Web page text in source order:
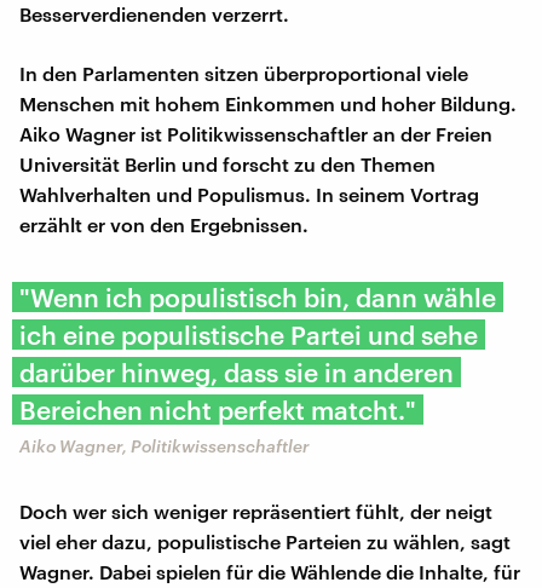
Besserverdienenden verzerrt.
In den Parlamenten sitzen überproportional viele
Menschen mit hohem Einkommen und hoher Bildung.
Aiko Wagner ist Politikwissenschaftler an der Freien
Universität Berlin und forscht zu den Themen
Wahlverhalten und Populismus. In seinem Vortrag
erzählt er von den Ergebnissen.
"Wenn ich populistisch bin, dann wähle
ich eine populistische Partei und sehe
darüber hinweg, dass sie in anderen
Bereichen nicht perfekt matcht."
Aiko Wagner, Politikwissenschaftler
Doch wer sich weniger repräsentiert fühlt, der neigt
viel eher dazu, populistische Parteien zu wählen, sagt
Wagner. Dabei spielen für die Wählende die Inhalte, für